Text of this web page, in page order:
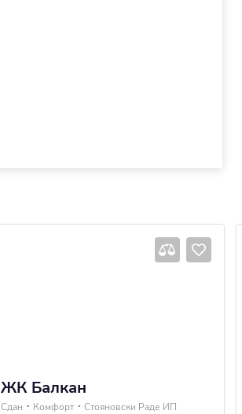
ЖК Балкан
Сдан Комфорт Стояновски Раде ИП